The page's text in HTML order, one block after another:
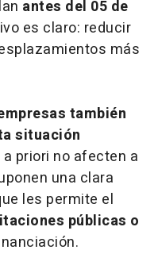
antes del 05 de
es claro: reducir
más
también
situación
priori no afecten a
una clara
les permite el
públicas o